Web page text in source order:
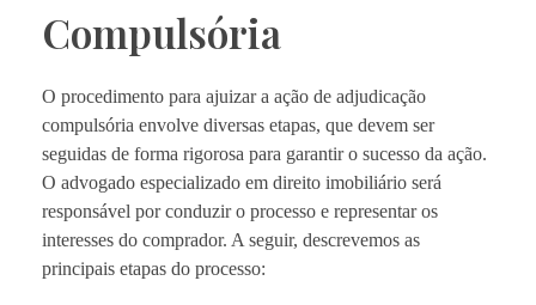
Compulsória
O procedimento para ajuizar a ação de adjudicação
compulsória envolve diversas etapas, que devem ser
seguidas de forma rigorosa para garantir o sucesso da ação.
O advogado especializado em direito imobiliário será
responsável por conduzir o processo e representar os
interesses do comprador. A seguir, descrevemos as
principais etapas do processo: